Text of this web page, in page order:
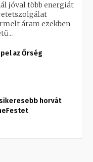
jóval több energiát
áram ezekben
az Őrség
horvát